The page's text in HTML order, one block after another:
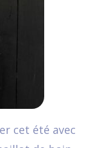
cet été avec